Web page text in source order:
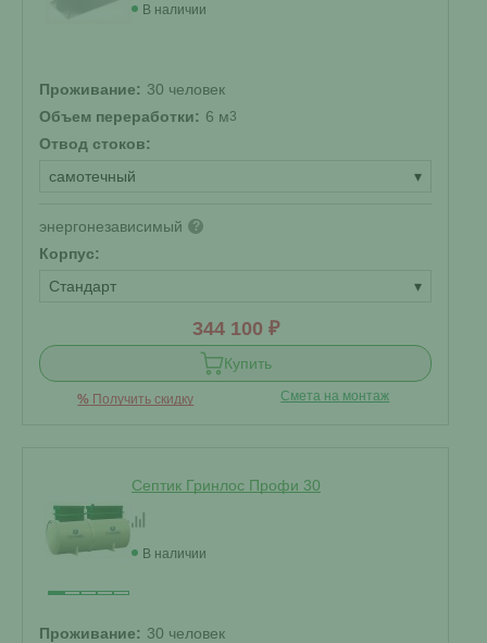
В наличии
Проживание: 30 человек
Объем переработки: 6 м3
Отвод стоков:
самотечный
▾
энергонезависимый ?
Корпус:
Стандарт
▾
344 100 ₽
Купить
% Получить скидку Смета на монтаж
Септик Гринлос Профи 30
В наличии
Проживание: 30 человек